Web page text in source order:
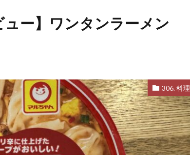
ュー】ワンタンラーメン
306. 料理